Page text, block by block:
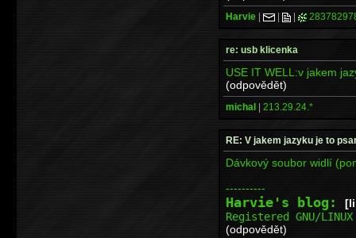
Harvie | | |
re: usb klicenka
USE IT WELL:v jakem
(odpovědět)
michal | 213.29.24.*
RE: V jakem jazyku je to
Dávkový soubor widlí
----------
Harvie's blog:
Registered GNU/
(odpovědět)